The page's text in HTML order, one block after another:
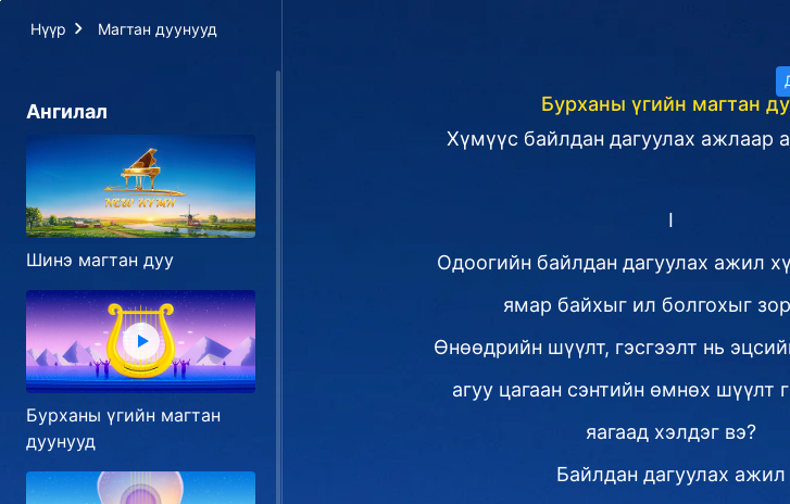
Нүүр Магтан дуунууд
Ангилал
Шинэ магтан дуу
Бурханы үгийн магтан
дуунууд
Бурханы үгийн магтан
Хүмүүс байлдан дагуулах ажлаар
I
Одоогийн байлдан дагуулах ажил
ямар байхыг ил болгохыг
Өнөөдрийн шүүлт, гэсгээлт нь
агуу цагаан сэнтийн өмнөх шүүлт
яагаад хэлдэг вэ?
Байлдан дагуулах ажил